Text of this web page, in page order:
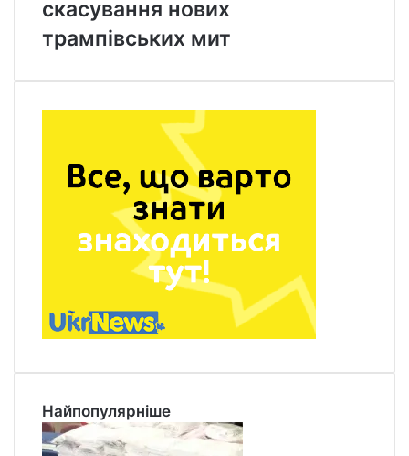
скасування нових
трампівських мит
Найпопулярніше